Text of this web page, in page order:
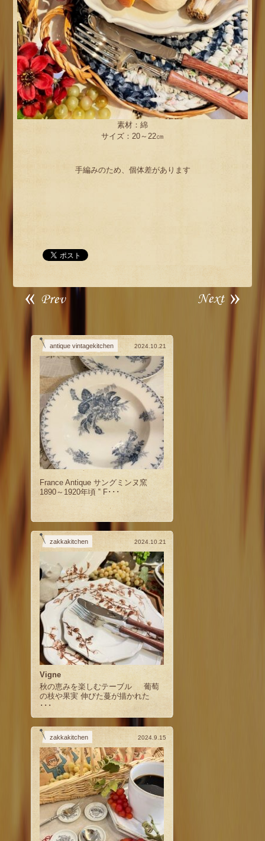
素材：綿
サイズ：20～22㎝
手編みのため、個体差があります
antique vintagekitchen 2024.10.21
France Antique サングミンヌ窯
1890～1920年頃 ‟ F･･･
zakkakitchen 2024.10.21
Vigne
秋の恵みを楽しむテーブル 葡萄
の枝や果実 伸びた蔓が描かれた
･･･
zakkakitchen 2024.9.15